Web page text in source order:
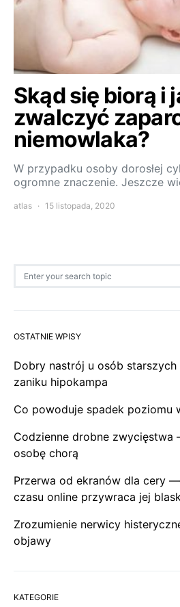
Skąd się biorą i
zwalczyć
niemowlaka?
W przypadku osoby dorosłej
ogromne znaczenie. Jeszcze
atlas 15 listopada, 2020
OSTATNIE WPISY
Dobry nastrój u osób
zaniku hipokampa
Co powoduje spadek poziomu
Codzienne drobne
osobę chorą
Przerwa od ekranów dla cery
czasu online przywraca jej
Zrozumienie nerwicy
objawy
KATEGORIE